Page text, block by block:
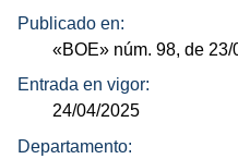
Publicado en:
«BOE» núm. 98, de 23/
Entrada en vigor:
24/04/2025
Departamento: